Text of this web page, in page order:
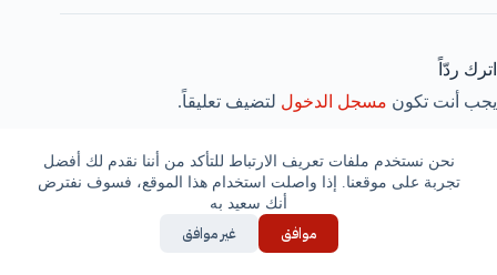
نحن نستخدم ملفات تعريف الارتباط للتأكد من أننا نقدم لك أفضل
تجربة على موقعنا. إذا واصلت استخدام هذا الموقع، فسوف نفترض
أنك سعيد به
موافق غير موافق
اترك ردّاً
يجب أنت تكون مسجل الدخول لتضيف تعليقاً.